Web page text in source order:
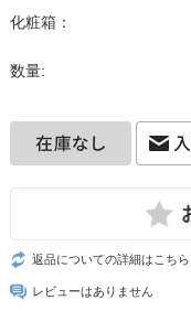
化粧箱：
数量:
返品についての詳細はこちら
レビューはありません